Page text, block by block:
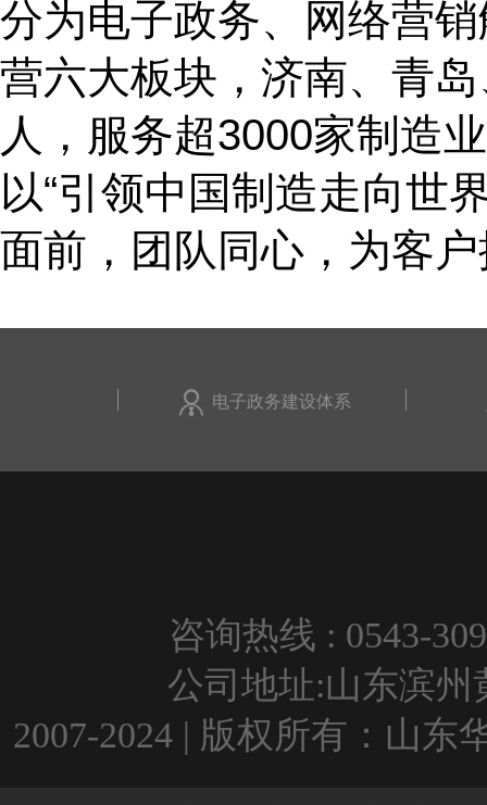
分为电子政务、网络营
营六大板块，济南、青
人，服务超3000家制造
以“引领中国制造走向世
面前，团队同心，为客
电子政务建设体系
咨询热线 : 0543-
公司地址:山东滨州
2007-2024 | 版权所有：山